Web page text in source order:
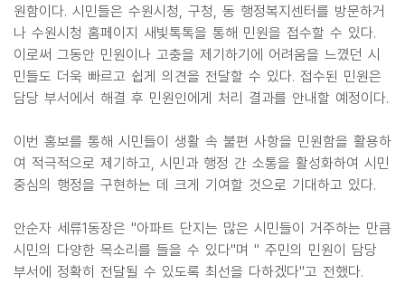
원함이다. 시민들은 수원시청, 구청, 동 행정복지센터를 방문하거
나 수원시청 홈페이지 새빛톡톡을 통해 민원을 접수할 수 있다.
이로써 그동안 민원이나 고충을 제기하기에 어려움을 느꼈던 시
민들도 더욱 빠르고 쉽게 의견을 전달할 수 있다. 접수된 민원은
담당 부서에서 해결 후 민원인에게 처리 결과를 안내할 예정이다.
이번 홍보를 통해 시민들이 생활 속 불편 사항을 민원함을 활용하
여 적극적으로 제기하고, 시민과 행정 간 소통을 활성화하여 시민
중심의 행정을 구현하는 데 크게 기여할 것으로 기대하고 있다.
안순자 세류1동장은 "아파트 단지는 많은 시민들이 거주하는 만큼
시민의 다양한 목소리를 들을 수 있다"며 " 주민의 민원이 담당
부서에 정확히 전달될 수 있도록 최선을 다하겠다"고 전했다.